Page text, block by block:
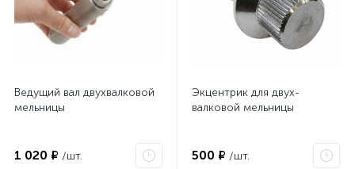
Ведущий вал двухвалковой
мельницы
1 020 ₽ /шт.
Экцентрик для двух-
валковой мельницы
500 ₽ /шт.